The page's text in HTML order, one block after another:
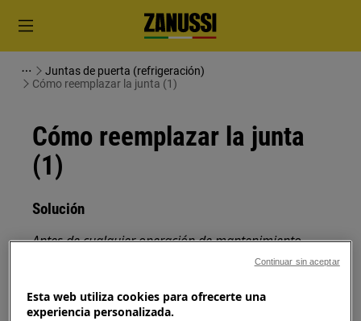
Juntas de puerta (refrigeración)
Cómo reemplazar la junta (1)
Cómo reemplazar la junta
(1)
Solución
Antes de cualquier operación de mantenimiento,
apague el aparato y desconecte el enchufe de red de
Siempre tenga cuidado al mover electrodomésticos,
Esta web utiliza cookies para ofrecerte una
experiencia personalizada.
Continuar sin aceptar